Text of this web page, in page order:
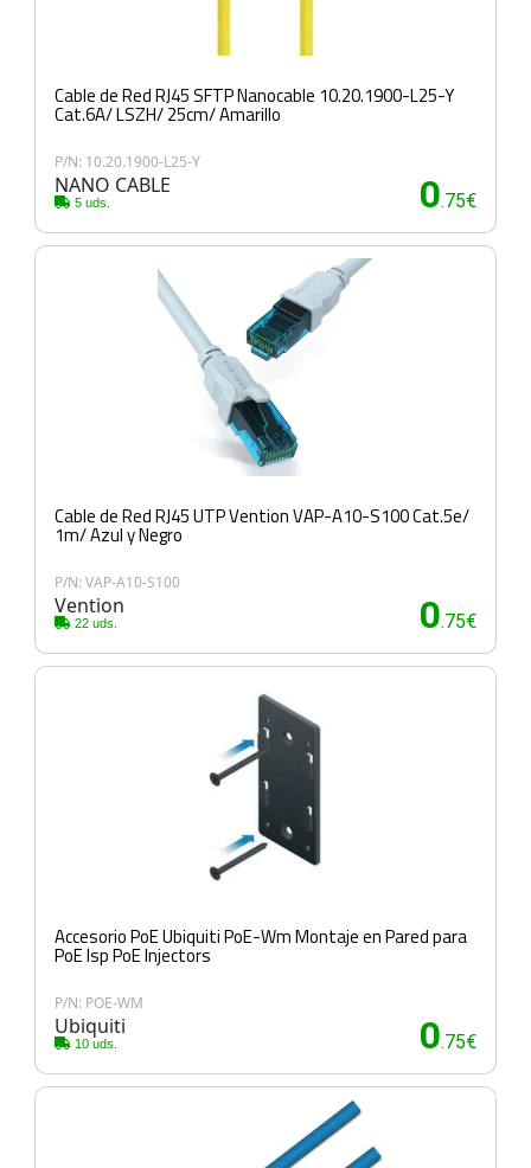
Cable de Red RJ45 SFTP Nanocable 10.20.1900-L25-Y
Cat.6A/ LSZH/ 25cm/ Amarillo
P/N: 10.20.1900-L25-Y
NANO CABLE
5 uds. 0.75€
Cable de Red RJ45 UTP Vention VAP-A10-S100 Cat.5e/
1m/ Azul y Negro
P/N: VAP-A10-S100
Vention
22 uds. 0.75€
Accesorio PoE Ubiquiti PoE-Wm Montaje en Pared para
PoE Isp PoE Injectors
P/N: POE-WM
Ubiquiti
10 uds. 0.75€